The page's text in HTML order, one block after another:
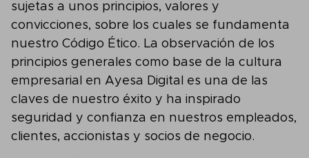
sujetas a unos principios, valores y
convicciones, sobre los cuales se fundamenta
nuestro Código Ético. La observación de los
principios generales como base de la cultura
empresarial en Ayesa Digital es una de las
claves de nuestro éxito y ha inspirado
seguridad y confianza en nuestros empleados,
clientes, accionistas y socios de negocio.